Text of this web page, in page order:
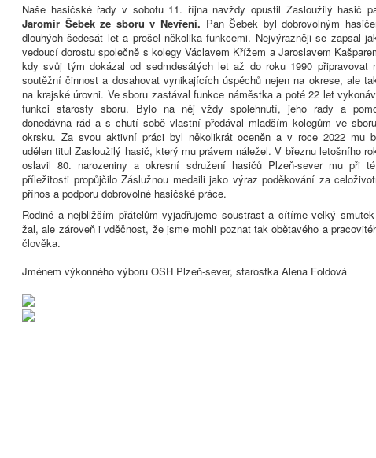
Naše hasičské řady v sobotu 11. října navždy opustil Zasloužilý hasič
Jaromír Šebek ze sboru v Nevřeni. Pan Šebek byl dobrovolným
dlouhých šedesát let a prošel několika funkcemi. Nejvýrazněji se zapsal
vedoucí dorostu společně s kolegy Václavem Křížem a Jaroslavem
kdy svůj tým dokázal od sedmdesátých let až do roku 1990 připravovat
soutěžní činnost a dosahovat vynikajících úspěchů nejen na okrese, ale
na krajské úrovni. Ve sboru zastával funkce náměstka a poté 22 let
funkci starosty sboru. Bylo na něj vždy spolehnutí, jeho rady a
donedávna rád a s chutí sobě vlastní předával mladším kolegům ve
okrsku. Za svou aktivní práci byl několikrát oceněn a v roce 2022 mu
udělen titul Zasloužilý hasič, který mu právem náležel. V březnu letošního
oslavil 80. narozeniny a okresní sdružení hasičů Plzeň-sever mu při
příležitosti propůjčilo Záslužnou medaili jako výraz poděkování za
přínos a podporu dobrovolné hasičské práce.
Rodině a nejbližším přátelům vyjadřujeme soustrast a cítíme velký
žal, ale zároveň i vděčnost, že jsme mohli poznat tak obětavého a
člověka.
Jménem výkonného výboru OSH Plzeň-sever, starostka Alena Foldová